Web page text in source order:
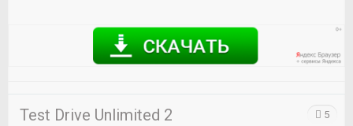
Test Drive Unlimited 2 5